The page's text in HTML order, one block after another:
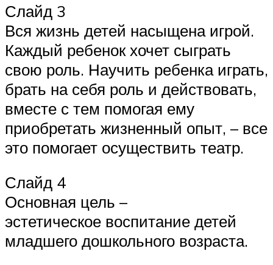
Слайд 3
Вся жизнь детей насыщена игрой.
Каждый ребенок хочет сыграть
свою роль. Научить ребенка играть,
брать на себя роль и действовать,
вместе с тем помогая ему
приобретать жизненный опыт, – все
это помогает осуществить театр.
Слайд 4
Основная цель –
эстетическое воспитание детей
младшего дошкольного возраста.